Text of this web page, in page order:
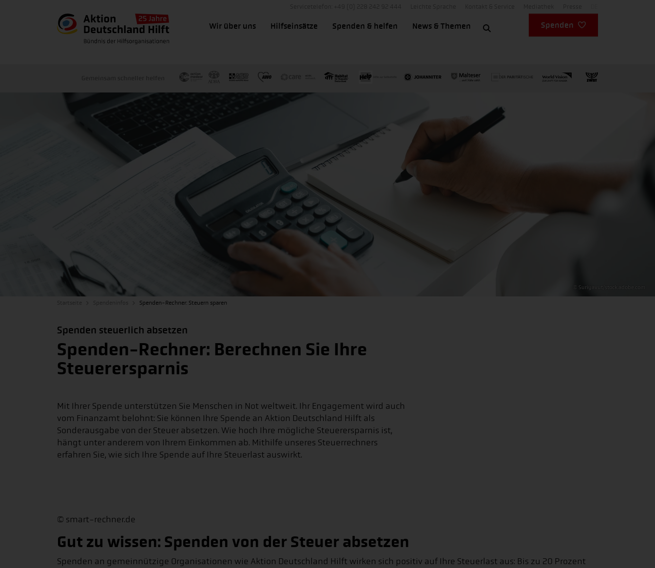
Wir über uns Hilfseinsätze Spenden & helfen News & Themen Spenden
© Suriyavut/stock.adobe.com
Spenden-Rechner: Steuern sparen
Spenden steuerlich absetzen
Spenden-Rechner: Berechnen Sie Ihre
Steuerersparnis
Mit Ihrer Spende unterstützen Sie Menschen in Not weltweit. Ihr Engagement wird auch
vom Finanzamt belohnt: Sie können Ihre Spende an Aktion Deutschland Hilft als
Sonderausgabe von der Steuer absetzen. Wie hoch Ihre mögliche Steuerersparnis ist,
hängt unter anderem von Ihrem Einkommen ab. Mithilfe unseres Steuerrechners
erfahren Sie, wie sich Ihre Spende auf Ihre Steuerlast auswirkt.
© smart-rechner.de
Gut zu wissen: Spenden von der Steuer absetzen
Spenden an gemeinnützige Organisationen wie Aktion Deutschland Hilft wirken sich positiv auf Ihre Steuerlast aus: Bis zu 20 Prozent